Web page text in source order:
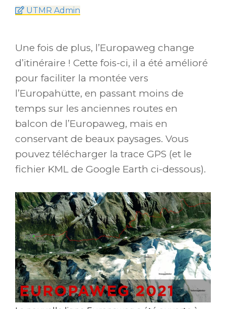
UTMR Admin
Une fois de plus, l’Europaweg change
d’itinéraire ! Cette fois-ci, il a été amélioré
pour faciliter la montée vers
l’Europahütte, en passant moins de
temps sur les anciennes routes en
balcon de l’Europaweg, mais en
conservant de beaux paysages. Vous
pouvez télécharger la trace GPS (et le
fichier KML de Google Earth ci-dessous).